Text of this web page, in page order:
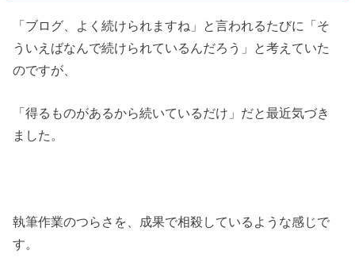
「ブログ、よく続けられますね」と言われるたびに「そ
ういえばなんで続けられているんだろう」と考えていた
のですが、
「得るものがあるから続いているだけ」だと最近気づき
ました。
執筆作業のつらさを、成果で相殺しているような感じで
す。